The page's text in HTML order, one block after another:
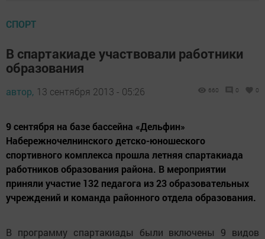
СПОРТ
В спартакиаде участвовали работники
образования
автор, 13 сентября 2013 - 05:26 660 0 0
9 сентября на базе бассейна «Дельфин»
Набережночелнинского детско-юношеского
спортивного комплекса прошла летняя спартакиада
работников образования района. В мероприятии
приняли участие 132 педагога из 23 образовательных
учреждений и команда районного отдела образования.
В программу спартакиады были включены 9 видов